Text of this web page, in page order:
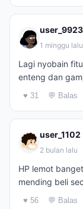
user_9923
1 minggu lalu
Lagi nyobain
enteng dan
♥ 31 💬 Balas
user_1102
2 bulan lalu
HP lemot
mending beli
♥ 56 💬 Balas